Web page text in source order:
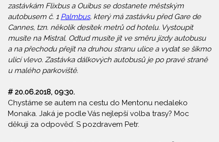
zastávkám Flixbus a Ouibus se dostanete městským
autobusem č. 1 Palmbus, který má zastávku před Gare de
Cannes, tzn. několik desítek metrů od hotelu. Vystoupit
musíte na Mistral. Odtud musíte jít ve směru jízdy autobusu
a na přechodu přejít na druhou stranu ulice a vydat se šikmo
ulicí vlevo. Zastávka dálkových autobusů je po pravé straně
u malého parkoviště.
# 20.06.2018, 09:30.
Chystáme se autem na cestu do Mentonu nedaleko
Monaka. Jaká je podle Vás nejlepší volba trasy? Moc
děkuji za odpověď. S pozdravem Petr.